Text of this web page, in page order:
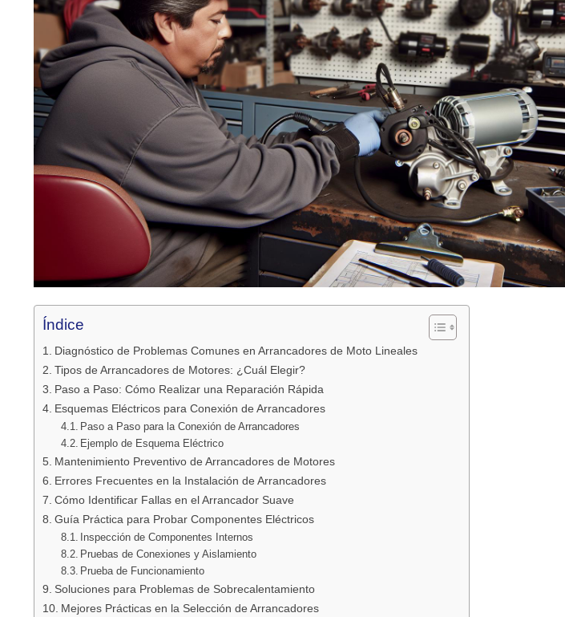
Índice
Diagnóstico de Problemas Comunes en Arrancadores de Moto Lineales
Tipos de Arrancadores de Motores: ¿Cuál Elegir?
Paso a Paso: Cómo Realizar una Reparación Rápida
Esquemas Eléctricos para Conexión de Arrancadores
Paso a Paso para la Conexión de Arrancadores
Ejemplo de Esquema Eléctrico
Mantenimiento Preventivo de Arrancadores de Motores
Errores Frecuentes en la Instalación de Arrancadores
Cómo Identificar Fallas en el Arrancador Suave
Guía Práctica para Probar Componentes Eléctricos
Inspección de Componentes Internos
Pruebas de Conexiones y Aislamiento
Prueba de Funcionamiento
Soluciones para Problemas de Sobrecalentamiento
Mejores Prácticas en la Selección de Arrancadores